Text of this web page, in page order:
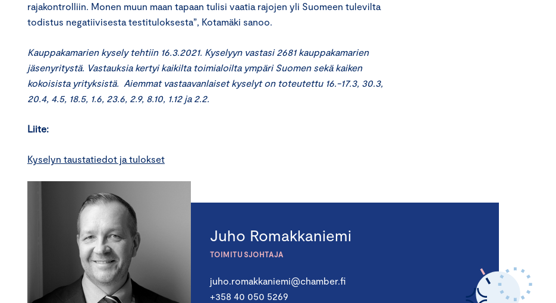
rajakontrolliin. Monen muun maan tapaan tulisi vaatia rajojen yli Suomeen tulevilta
todistus negatiivisesta testituloksesta”, Kotamäki sanoo.
Kauppakamarien kysely tehtiin 16.3.2021. Kyselyyn vastasi 2681 kauppakamarien
jäsenyritystä. Vastauksia kertyi kaikilta toimialoilta ympäri Suomen sekä kaiken
kokoisista yrityksistä. Aiemmat vastaavanlaiset kyselyt on toteutettu 16.-17.3, 30.3,
20.4, 4.5, 18.5, 1.6, 23.6, 2.9, 8.10, 1.12 ja 2.2.
Liite:
Kyselyn taustatiedot ja tulokset
Juho Romakkaniemi
TOIMITUSJOHTAJA
juho.romakkaniemi@chamber.fi
+358 40 050 5269